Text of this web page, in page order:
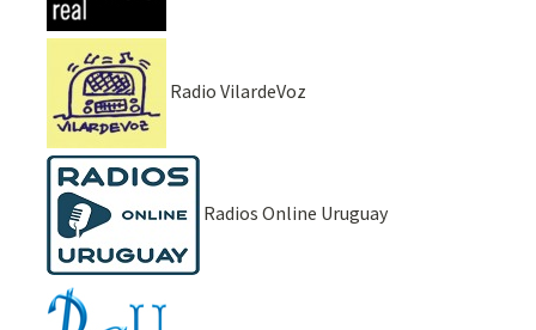
Radio VilardeVoz
Radios Online Uruguay